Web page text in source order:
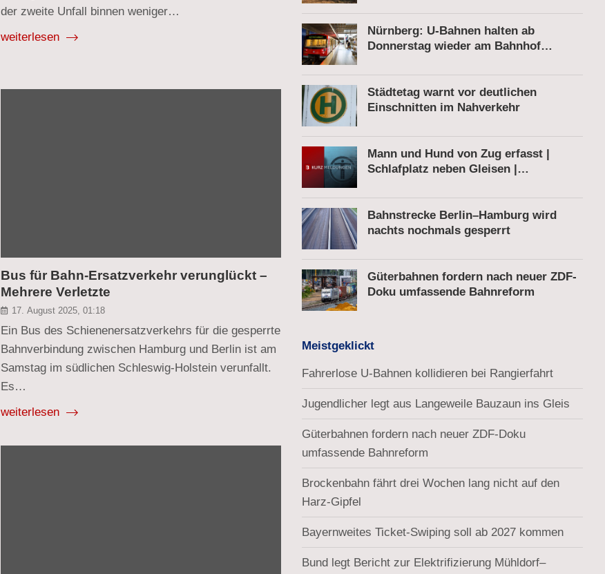
der zweite Unfall binnen weniger…
weiterlesen
Bus für Bahn-Ersatzverkehr verunglückt –
Mehrere Verletzte
17. August 2025, 01:18
Ein Bus des Schienenersatzverkehrs für die gesperrte
Bahnverbindung zwischen Hamburg und Berlin ist am
Samstag im südlichen Schleswig-Holstein verunfallt.
Es…
weiterlesen
Nürnberg: U-Bahnen halten ab
Donnerstag wieder am Bahnhof
Städtetag warnt vor deutlichen
Einschnitten im Nahverkehr
Mann und Hund von Zug erfasst |
Schlafplatz neben Gleisen |
Fußgänger
Bahnstrecke Berlin–Hamburg wird
nachts nochmals gesperrt
Güterbahnen fordern nach neuer ZDF-
Doku umfassende Bahnreform
Meistgeklickt
Fahrerlose U-Bahnen kollidieren bei Rangierfahrt
Jugendlicher legt aus Langeweile Bauzaun ins Gleis
Güterbahnen fordern nach neuer ZDF-Doku
umfassende Bahnreform
Brockenbahn fährt drei Wochen lang nicht auf den
Harz-Gipfel
Bayernweites Ticket-Swiping soll ab 2027 kommen
Bund legt Bericht zur Elektrifizierung Mühldorf–